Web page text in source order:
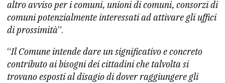
altro avviso per i comuni, unioni di comuni, consorzi di
comuni potenzialmente interessati ad attivare gli uffici
di prossimità”.
“Il Comune intende dare un significativo e concreto
contributo ai bisogni dei cittadini che talvolta si
trovano esposti al disagio di dover raggiungere gli